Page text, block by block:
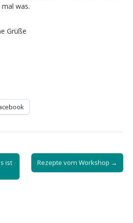
was.
Grüße
ist
Rezepte vom Workshop →